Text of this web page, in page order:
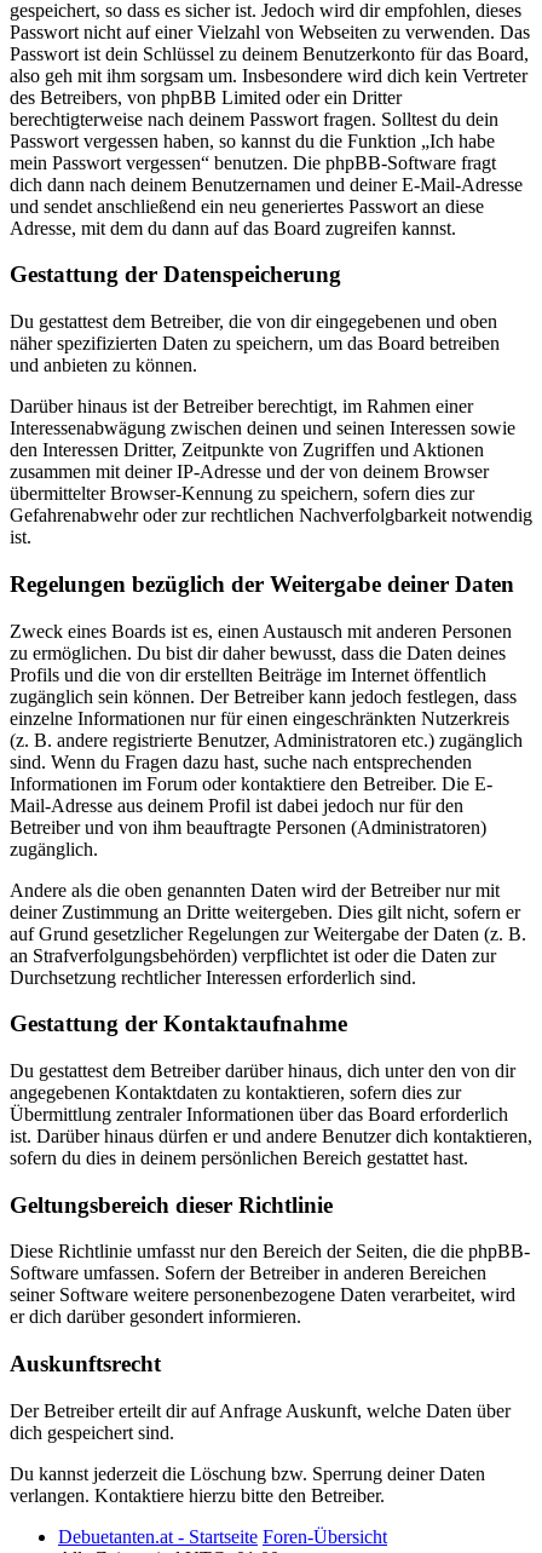
gespeichert, so dass es sicher ist. Jedoch wird dir empfohlen, dieses
Passwort nicht auf einer Vielzahl von Webseiten zu verwenden. Das
Passwort ist dein Schlüssel zu deinem Benutzerkonto für das Board,
also geh mit ihm sorgsam um. Insbesondere wird dich kein Vertreter
des Betreibers, von phpBB Limited oder ein Dritter
berechtigterweise nach deinem Passwort fragen. Solltest du dein
Passwort vergessen haben, so kannst du die Funktion „Ich habe
mein Passwort vergessen“ benutzen. Die phpBB-Software fragt
dich dann nach deinem Benutzernamen und deiner E-Mail-Adresse
und sendet anschließend ein neu generiertes Passwort an diese
Adresse, mit dem du dann auf das Board zugreifen kannst.
Gestattung der Datenspeicherung
Du gestattest dem Betreiber, die von dir eingegebenen und oben
näher spezifizierten Daten zu speichern, um das Board betreiben
und anbieten zu können.
Darüber hinaus ist der Betreiber berechtigt, im Rahmen einer
Interessenabwägung zwischen deinen und seinen Interessen sowie
den Interessen Dritter, Zeitpunkte von Zugriffen und Aktionen
zusammen mit deiner IP-Adresse und der von deinem Browser
übermittelter Browser-Kennung zu speichern, sofern dies zur
Gefahrenabwehr oder zur rechtlichen Nachverfolgbarkeit notwendig
ist.
Regelungen bezüglich der Weitergabe deiner Daten
Zweck eines Boards ist es, einen Austausch mit anderen Personen
zu ermöglichen. Du bist dir daher bewusst, dass die Daten deines
Profils und die von dir erstellten Beiträge im Internet öffentlich
zugänglich sein können. Der Betreiber kann jedoch festlegen, dass
einzelne Informationen nur für einen eingeschränkten Nutzerkreis
(z. B. andere registrierte Benutzer, Administratoren etc.) zugänglich
sind. Wenn du Fragen dazu hast, suche nach entsprechenden
Informationen im Forum oder kontaktiere den Betreiber. Die E-
Mail-Adresse aus deinem Profil ist dabei jedoch nur für den
Betreiber und von ihm beauftragte Personen (Administratoren)
zugänglich.
Andere als die oben genannten Daten wird der Betreiber nur mit
deiner Zustimmung an Dritte weitergeben. Dies gilt nicht, sofern er
auf Grund gesetzlicher Regelungen zur Weitergabe der Daten (z. B.
an Strafverfolgungsbehörden) verpflichtet ist oder die Daten zur
Durchsetzung rechtlicher Interessen erforderlich sind.
Gestattung der Kontaktaufnahme
Du gestattest dem Betreiber darüber hinaus, dich unter den von dir
angegebenen Kontaktdaten zu kontaktieren, sofern dies zur
Übermittlung zentraler Informationen über das Board erforderlich
ist. Darüber hinaus dürfen er und andere Benutzer dich kontaktieren,
sofern du dies in deinem persönlichen Bereich gestattet hast.
Geltungsbereich dieser Richtlinie
Diese Richtlinie umfasst nur den Bereich der Seiten, die die phpBB-
Software umfassen. Sofern der Betreiber in anderen Bereichen
seiner Software weitere personenbezogene Daten verarbeitet, wird
er dich darüber gesondert informieren.
Auskunftsrecht
Der Betreiber erteilt dir auf Anfrage Auskunft, welche Daten über
dich gespeichert sind.
Du kannst jederzeit die Löschung bzw. Sperrung deiner Daten
verlangen. Kontaktiere hierzu bitte den Betreiber.
Debuetanten.at - Startseite Foren-Übersicht